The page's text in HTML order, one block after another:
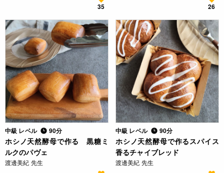
35 26
中級 レベル 90分
ホシノ天然酵母で作る 黒糖ミ
ルクのパヴェ
渡邊美紀 先生
中級 レベル 90分
ホシノ天然酵母で作るスパイス
香るチャイブレッド
渡邊美紀 先生